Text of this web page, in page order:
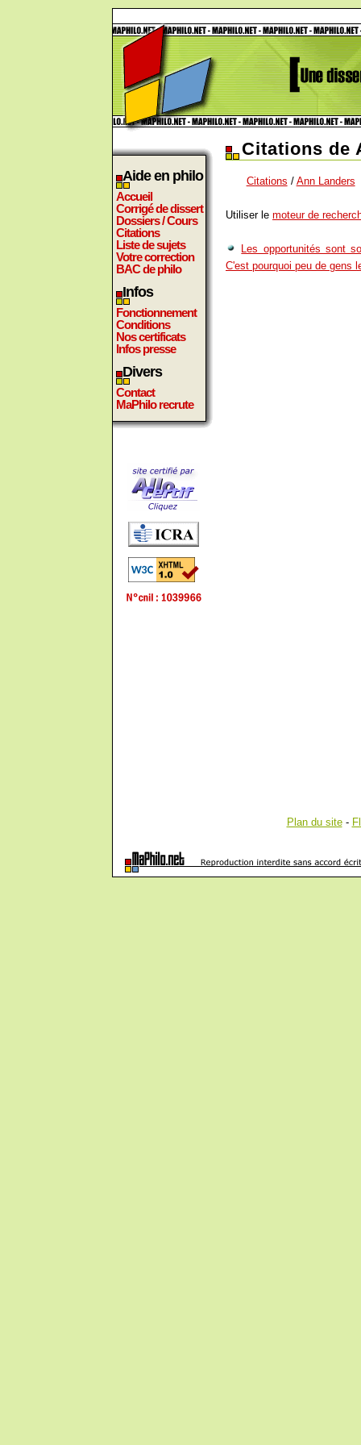
Aide en philo
Accueil
Corrigé de dissert
Dossiers / Cours
Citations
Liste de sujets
Votre correction
BAC de philo
Infos
Fonctionnement
Conditions
Nos certificats
Infos presse
Divers
Contact
MaPhilo recrute
Citations de
Citations / Ann Landers
Utiliser le moteur de
Les opportunités sont
C'est pourquoi peu de gens
Plan du site-